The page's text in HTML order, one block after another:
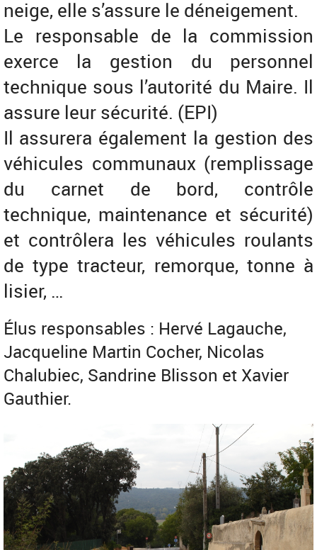
neige, elle s’assure le déneigement.
Le responsable de la commission
exerce la gestion du personnel
technique sous l’autorité du Maire. Il
assure leur sécurité. (EPI)
Il assurera également la gestion des
véhicules communaux (remplissage
du carnet de bord, contrôle
technique, maintenance et sécurité)
et contrôlera les véhicules roulants
de type tracteur, remorque, tonne à
lisier, …
Élus responsables : Hervé Lagauche,
Jacqueline Martin Cocher, Nicolas
Chalubiec, Sandrine Blisson et Xavier
Gauthier.